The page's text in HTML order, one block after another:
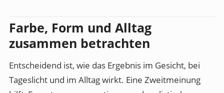
Farbe, Form und Alltag
zusammen betrachten
Entscheidend ist, wie das Ergebnis im Gesicht, bei
Tageslicht und im Alltag wirkt. Eine Zweitmeinung